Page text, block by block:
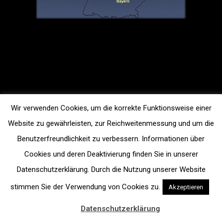
Wir verwenden Cookies, um die korrekte Funktionsweise einer
Website zu gewährleisten, zur Reichweitenmessung und um die
Benutzerfreundlichkeit zu verbessern. Informationen über
Cookies und deren Deaktivierung finden Sie in unserer
Datenschutzerklärung. Durch die Nutzung unserer Website
stimmen Sie der Verwendung von Cookies zu.
Akzeptieren
Datenschutzerklärung